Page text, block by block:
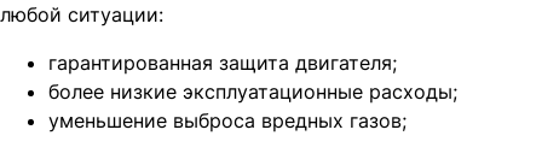
любой ситуации:
гарантированная защита двигателя;
более низкие эксплуатационные расходы;
уменьшение выброса вредных газов;